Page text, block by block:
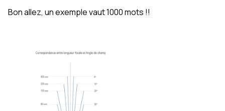
Bon allez, un exemple vaut 1000 mots !!